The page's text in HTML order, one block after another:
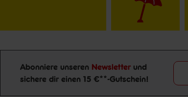
Newsletter Anmeldung
Abonniere unseren Newsletter und
sichere dir einen 15 €**-Gutschein!